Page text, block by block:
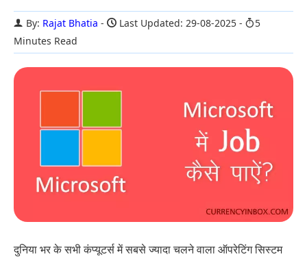
By: Rajat Bhatia Last Updated: 29-08-2025
5
Minutes Read
दुनिया भर के सभी कंप्यूटर्स में सबसे ज्यादा चलने वाला ऑपरेटिंग सिस्टम